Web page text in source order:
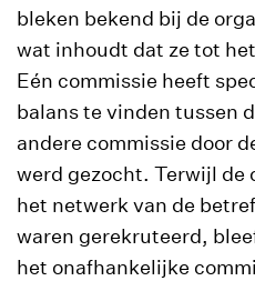
bleken bekend bij de
wat inhoudt dat ze tot
Eén commissie heeft
balans te vinden tussen
andere commissie door
werd gezocht. Terwijl de
het netwerk van de
waren gerekruteerd,
het onafhankelijke